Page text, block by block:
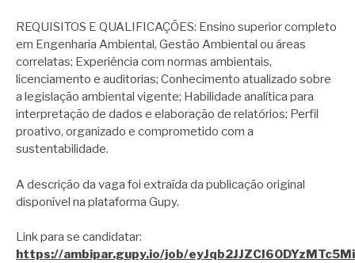
REQUISITOS E QUALIFICAÇÕES: Ensino superior completo
em Engenharia Ambiental, Gestão Ambiental ou áreas
correlatas; Experiência com normas ambientais,
licenciamento e auditorias; Conhecimento atualizado sobre
a legislação ambiental vigente; Habilidade analítica para
interpretação de dados e elaboração de relatórios; Perfil
proativo, organizado e comprometido com a
sustentabilidade.
A descrição da vaga foi extraída da publicação original
disponível na plataforma Gupy.
Link para se candidatar:
https://ambipar.gupy.io/job/